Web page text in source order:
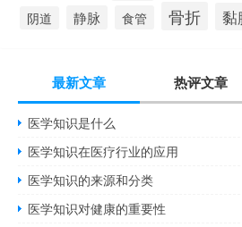
阴道 静脉 食管 骨折 黏
最新文章 热评文章
医学知识是什么
医学知识在医疗行业的应用
医学知识的来源和分类
医学知识对健康的重要性